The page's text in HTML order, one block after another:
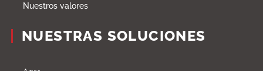
Nuestros valores
NUESTRAS SOLUCIONES